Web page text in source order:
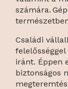
számára.
Családi
iránt. Éppen
biztonságos